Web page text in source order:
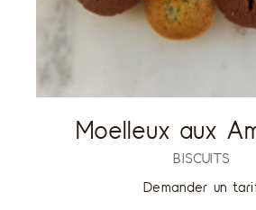
Moelleux aux
BISCUITS
Demander un